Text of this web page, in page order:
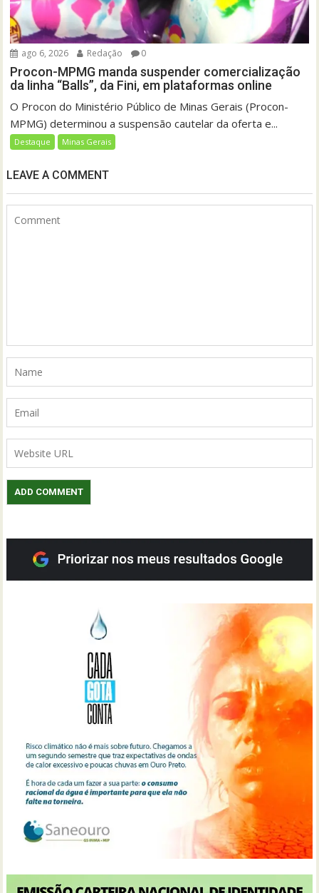
ago 6, 2026 Redação 0
Procon-MPMG manda suspender comercialização
da linha “Balls”, da Fini, em plataformas online
O Procon do Ministério Público de Minas Gerais (Procon-
MPMG) determinou a suspensão cautelar da oferta e...
Destaque Minas Gerais
LEAVE A COMMENT